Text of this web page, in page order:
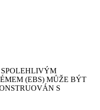
(EBS) MŮŽE BÝT
S